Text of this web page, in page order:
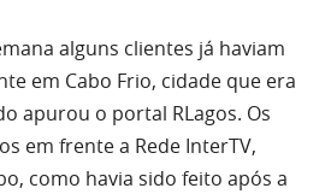
alguns clientes já haviam
em Cabo Frio, cidade que era
apurou o portal RLagos. Os
em frente a Rede InterTV,
como havia sido feito após a